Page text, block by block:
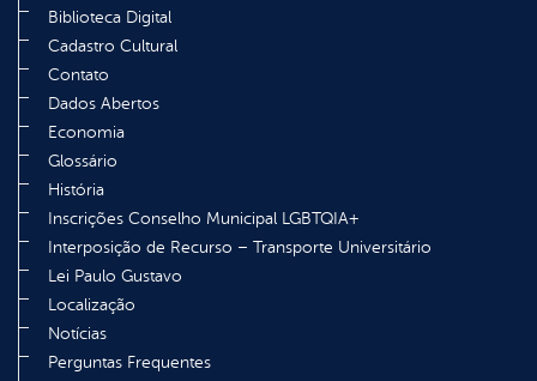
Biblioteca Digital
Cadastro Cultural
Contato
Dados Abertos
Economia
Glossário
História
Inscrições Conselho Municipal LGBTQIA+
Interposição de Recurso – Transporte Universitário
Lei Paulo Gustavo
Localização
Notícias
Perguntas Frequentes